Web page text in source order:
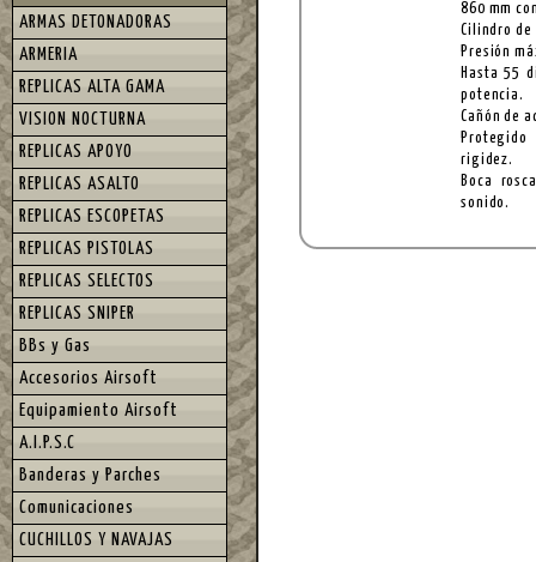
860 mm
Cilindro de
Presión
Hasta 55
potencia.
Cañón de
rigidez.
Boca
sonido.
ARMAS DETONADORAS
ARMERIA
REPLICAS ALTA GAMA
VISION NOCTURNA
REPLICAS APOYO
REPLICAS ASALTO
REPLICAS ESCOPETAS
REPLICAS PISTOLAS
REPLICAS SELECTOS
REPLICAS SNIPER
BBs y Gas
Accesorios Airsoft
Equipamiento Airsoft
A.I.P.S.C
Banderas y Parches
Comunicaciones
CUCHILLOS Y NAVAJAS